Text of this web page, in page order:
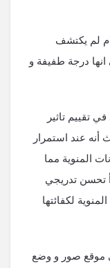
لم يكتشف
درجة طفيفة و
تقييم تاثير
أنه عند استمرار
المنوية مما
تحسن تدريجي
لكفائتها
موقع صور و وضع